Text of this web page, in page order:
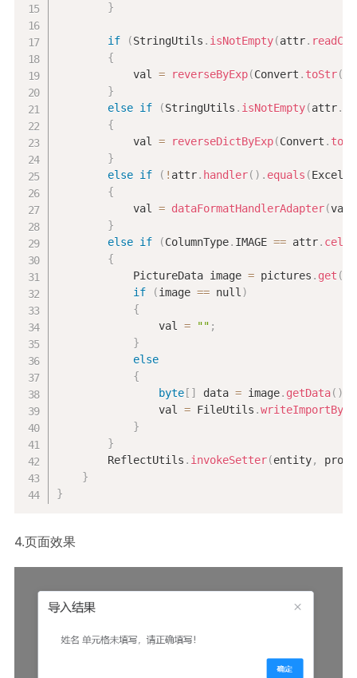
}
if (StringUtils . isNotEmpty(attr.
{
            val
= reverseByExp(Convert . toStr(
}
else if (StringUtils . isNotEmpty(attr.
{
            val
= reverseDictByExp(Convert .
}
else if ( ! attr. handler( ) . equals (
{
            val
= dataFormatHandlerAdapter(val
}
else if (ColumnType. IMAGE == attr.
{
            PictureData image
= pictures . get (
if
(image == null )
{
                val
= "" ;
}
else
{
byte [ ] data = image. getData( )
                val
= FileUtils .
}
}
        ReflectUtils
. invokeSetter(entity,
}
}
4.页面效果